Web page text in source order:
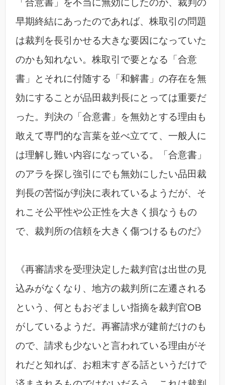
「合意書」を不当に無効にしたのが、裁判の
早期終結にあったのであれば、株取引の問題
は裁判を長引かせる大きな要因になっていた
のかも知れない。株取引で要となる「合意
書」とそれに付随する「和解書」の存在を無
効にすることが品田裁判長にとっては重要だ
った。判決の「合意書」を無効とする理由も
敢えて専門的な言葉を並べ立てて、一般人に
は理解し難い内容になっている。「合意書」
のアラを探し強引にでも無効にしたい品田裁
判長の苦悩が判決に表れているようだが、そ
れこそ公平性や公正性を大きく損なうもの
で、裁判所の信頼を大きく傷つけるものだ》
《再審請求を受理決定した裁判官は出世の見
込みがなくなり、地方の裁判所に左遷される
という、何ともおぞましい指摘を裁判官OB
がしているようだ。再審請求が建前だけのも
ので、請求も少ないと言われている理由がそ
れだと知れば、お粗末すぎる話というだけで